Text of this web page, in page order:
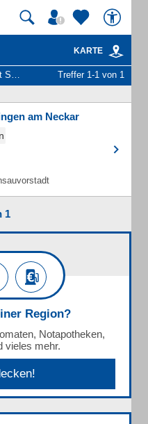
KARTE
Treffer 1-1 von 1
am Neckar
1
Region?
Notapotheken,
vieles mehr.